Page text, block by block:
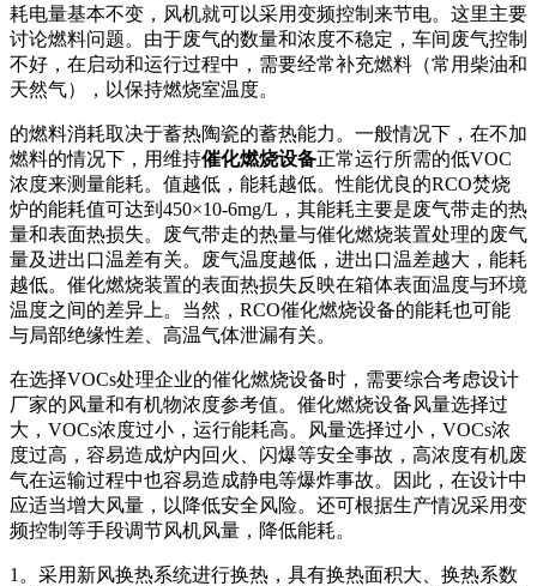
耗电量基本不变，风机就可以采用变频控制来节电。这里主要
讨论燃料问题。由于废气的数量和浓度不稳定，车间废气控制
不好，在启动和运行过程中，需要经常补充燃料（常用柴油和
天然气），以保持燃烧室温度。
的燃料消耗取决于蓄热陶瓷的蓄热能力。一般情况下，在不加
燃料的情况下，用维持催化燃烧设备正常运行所需的低VOC
浓度来测量能耗。值越低，能耗越低。性能优良的RCO焚烧
炉的能耗值可达到450×10-6mg/L，其能耗主要是废气带走的热
量和表面热损失。废气带走的热量与催化燃烧装置处理的废气
量及进出口温差有关。废气温度越低，进出口温差越大，能耗
越低。催化燃烧装置的表面热损失反映在箱体表面温度与环境
温度之间的差异上。当然，RCO催化燃烧设备的能耗也可能
与局部绝缘性差、高温气体泄漏有关。
在选择VOCs处理企业的催化燃烧设备时，需要综合考虑设计
厂家的风量和有机物浓度参考值。催化燃烧设备风量选择过
大，VOCs浓度过小，运行能耗高。风量选择过小，VOCs浓
度过高，容易造成炉内回火、闪爆等安全事故，高浓度有机废
气在运输过程中也容易造成静电等爆炸事故。因此，在设计中
应适当增大风量，以降低安全风险。还可根据生产情况采用变
频控制等手段调节风机风量，降低能耗。
1。采用新风换热系统进行换热，具有换热面积大、换热系数